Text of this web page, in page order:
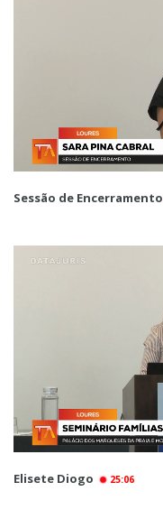
Sessão de Encerramento
Elisete Diogo 25:06